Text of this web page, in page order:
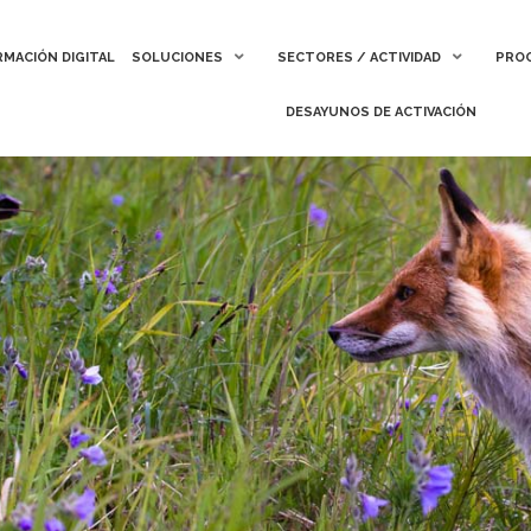
DIGITAL SOLUCIONES SECTORES / ACTIVIDAD
DESAYUNOS DE ACTIVACIÓN
DIGITAL SOLUCIONES SECTORES / ACTIVIDAD
DESAYUNOS DE ACTIVACIÓN